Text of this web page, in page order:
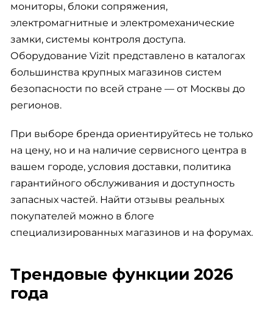
мониторы, блоки сопряжения,
электромагнитные и электромеханические
замки, системы контроля доступа.
Оборудование Vizit представлено в каталогах
большинства крупных магазинов систем
безопасности по всей стране — от Москвы до
регионов.
При выборе бренда ориентируйтесь не только
на цену, но и на наличие сервисного центра в
вашем городе, условия доставки, политика
гарантийного обслуживания и доступность
запасных частей. Найти отзывы реальных
покупателей можно в блоге
специализированных магазинов и на форумах.
Трендовые функции 2026
года